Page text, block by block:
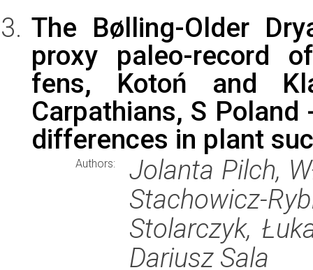
The Bølling-Older
proxy paleo-record
fens, Kotoń and
Carpathians, S
differences in plant
Authors:
Jolanta Pilch,
Stachowicz-
Stolarczyk,
Dariusz Sala